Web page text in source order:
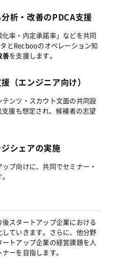
析・改善のPDCA支援
率・内定承諾率」などを共同
とRecbooのオペレーション知
善を支援します。
（エンジニア向け）
ンツ・スカウト文面の共同設
援も想定され、候補者の志望
シェアの実施
プ向けに、共同でセミナー・
スタートアップ企業における
ていきます。さらに、他分野
トアップ企業の経営課題を人
ーを目指します。